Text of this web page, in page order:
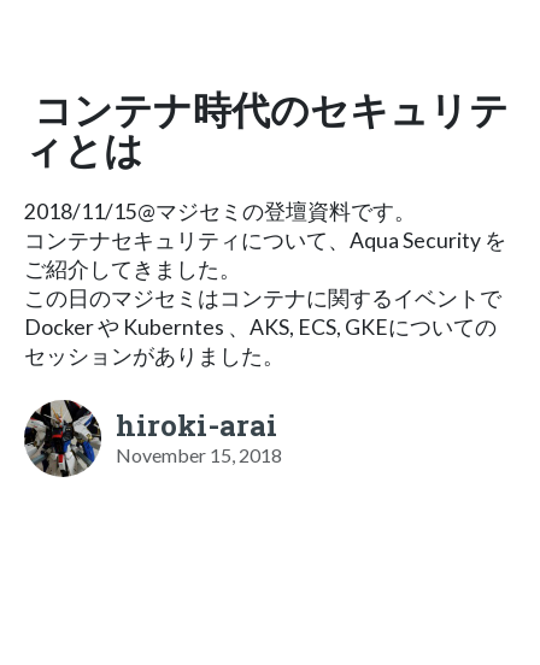
コンテナ時代のセキュリテ
ィとは
2018/11/15@マジセミの登壇資料です。
コンテナセキュリティについて、Aqua Security を
ご紹介してきました。
この日のマジセミはコンテナに関するイベントで
Docker や Kuberntes 、AKS, ECS, GKEについての
セッションがありました。
hiroki-arai
November 15, 2018